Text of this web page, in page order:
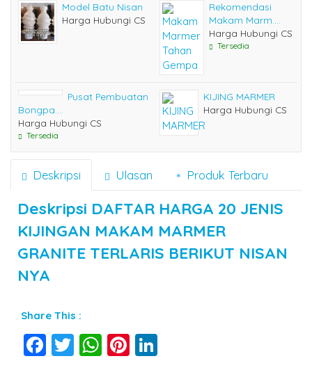
Model Batu Nisan
Harga Hubungi CS
Rekomendasi
Makam Marm....
Harga Hubungi CS
Tersedia
Pusat Pembuatan
Bongpa....
Harga Hubungi CS
Tersedia
KIJING MARMER
Harga Hubungi CS
Deskripsi Ulasan Produk Terbaru
Deskripsi DAFTAR HARGA 20 JENIS
KIJINGAN MAKAM MARMER
GRANITE TERLARIS BERIKUT NISAN
NYA
Share This :
Facebook
Twitter
WhatsApp
Pinterest